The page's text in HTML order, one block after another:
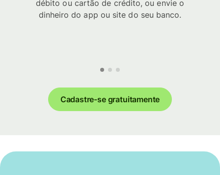
débito ou cartão de crédito, ou envie o
dinheiro do app ou site do seu banco.
Cadastre-se gratuitamente